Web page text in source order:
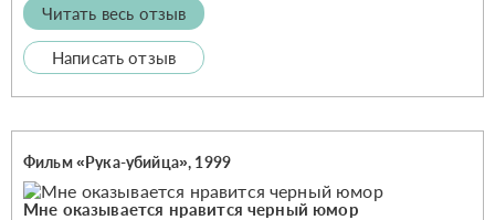
Читать весь отзыв
Написать отзыв
Фильм «Рука-убийца», 1999
Мне оказывается нравится черный юмор